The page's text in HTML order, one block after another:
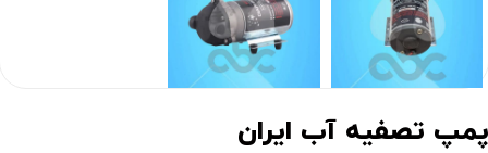
تصفیه آب ایران